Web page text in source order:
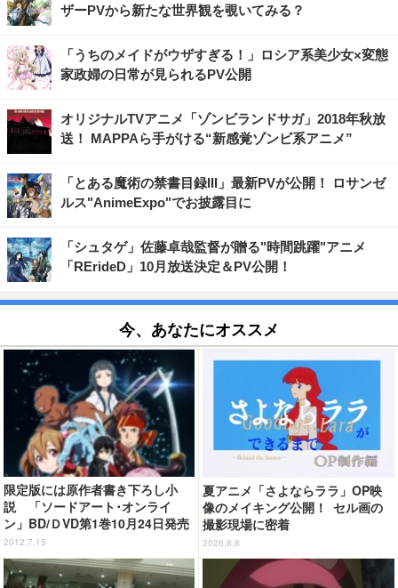
ザーPVから新たな世界観を覗いてみる？
「うちのメイドがウザすぎる！」ロシア系美少女×変態
家政婦の日常が見られるPV公開
オリジナルTVアニメ「ゾンビランドサガ」2018年秋放
送！ MAPPAら手がける“新感覚ゾンビ系アニメ”
「とある魔術の禁書目録III」最新PVが公開！ ロサンゼ
ルス"AnimeExpo"でお披露目に
「シュタゲ」佐藤卓哉監督が贈る"時間跳躍"アニメ
「RErideD」10月放送決定＆PV公開！
今、あなたにオススメ
限定版には原作者書き下ろし小
説 「ソードアート･オンライ
ン」BD/ＤVD第1巻10月24日発売
2012.7.15
夏アニメ「さよならララ」OP映
像のメイキング公開！ セル画の
撮影現場に密着
2026.8.8